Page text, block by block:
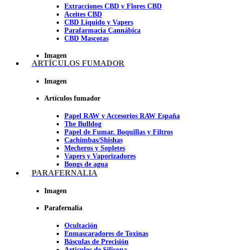
Extracciones CBD y Flores CBD
Aceites CBD
CBD Líquido y Vapers
Parafarmacia Cannábica
CBD Mascotas
Imagen
ARTÍCULOS FUMADOR
Imagen
Artículos fumador
Papel RAW y Accesorios RAW España
The Bulldog
Papel de Fumar. Boquillas y Filtros
Cachimbas/Shishas
Mecheros y Sopletes
Vapers y Vaporizadores
Bongs de agua
Bandejas para liar
Ceniceros para Fumadores
Pipas BHO
Dabbers
Imagen
PARAFERNALIA
Imagen
Parafernalia
Ocultación
Enmascaradores de Toxinas
Básculas de Precisión